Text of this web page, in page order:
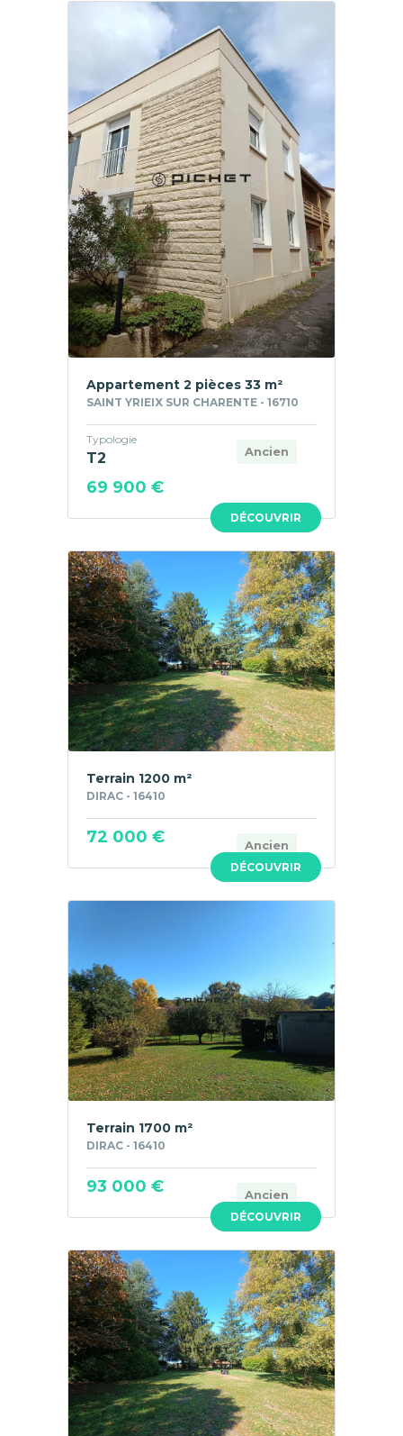
DÉCOUVRIR
Appartement 2 pièces 33 m²
SAINT YRIEIX SUR CHARENTE - 16710
Ancien
Typologie
T2
69 900 €
DÉCOUVRIR
Terrain 1200 m²
DIRAC - 16410
Ancien
72 000 €
DÉCOUVRIR
Terrain 1700 m²
DIRAC - 16410
Ancien
93 000 €